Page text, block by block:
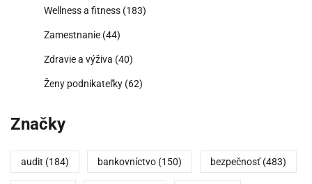
Wellness a fitness (183)
Zamestnanie (44)
Zdravie a výživa (40)
Ženy podnikateľky (62)
Značky
audit (184) bankovníctvo (150) bezpečnosť (483)